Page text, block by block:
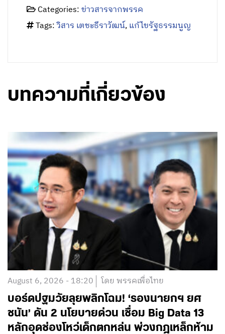
Categories:ข่าวสารจากพรรค
Tags:วิสาร เตชะธีราวัฒน์,แก้ไขรัฐธรรมนูญ
บทความที่เกี่ยวข้อง
August 6, 2026 - 18:20 โดย พรรคเพื่อไทย
บอร์ดปฐมวัยลุยพลิกโฉม! ‘รองนายกฯ ยศ
ชนัน’ ดัน 2 นโยบายด่วน เชื่อม Big Data 13
หลักอุดช่องโหว่เด็กตกหล่น พ่วงกฎเหล็กห้าม